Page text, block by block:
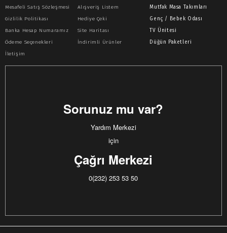
Mesafeli Satış Sözleşmesi
Gizlilik Politikası
Banka Hesap Numaramız
Ödeme Seçenekleri
İletişim
Alışveriş Listem
Hediye Çeki
Site Haritası
İndirimli Ürünler
Mutfak Masa Takımları
Genç / Bebek Odası
TV Ünitesi
Düğün Paketleri
Sorunuz mu var?
Yardım Merkezi
için
Çağrı Merkezi
0(232) 253 53 50